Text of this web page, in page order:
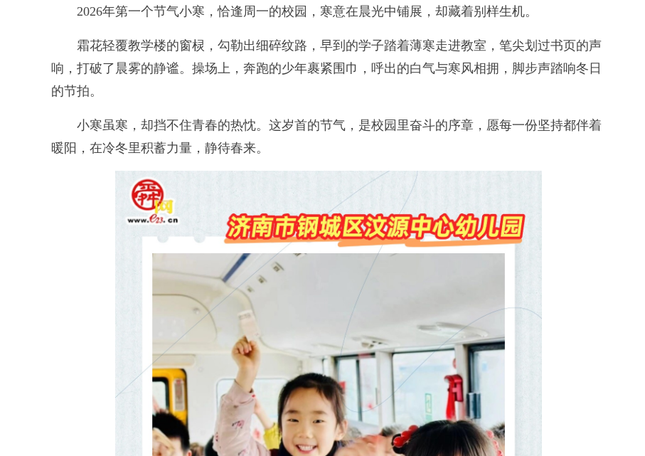
2026年第一个节气小寒，恰逢周一的校园，寒意在晨光中铺展，却藏着别样生机。
霜花轻覆教学楼的窗棂，勾勒出细碎纹路，早到的学子踏着薄寒走进教室，笔尖划过书页的声
响，打破了晨雾的静谧。操场上，奔跑的少年裹紧围巾，呼出的白气与寒风相拥，脚步声踏响冬日
的节拍。
小寒虽寒，却挡不住青春的热忱。这岁首的节气，是校园里奋斗的序章，愿每一份坚持都伴着
暖阳，在冷冬里积蓄力量，静待春来。